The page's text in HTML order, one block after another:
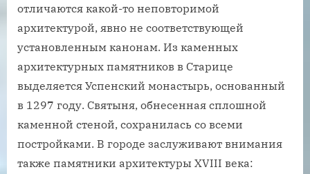
отличаются какой-то неповторимой
архитектурой, явно не соответствующей
установленным канонам. Из каменных
архитектурных памятников в Старице
выделяется Успенский монастырь, основанный
в 1297 году. Святыня, обнесенная сплошной
каменной стеной, сохранилась со всеми
постройками. В городе заслуживают внимания
также памятники архитектуры XVIII века: